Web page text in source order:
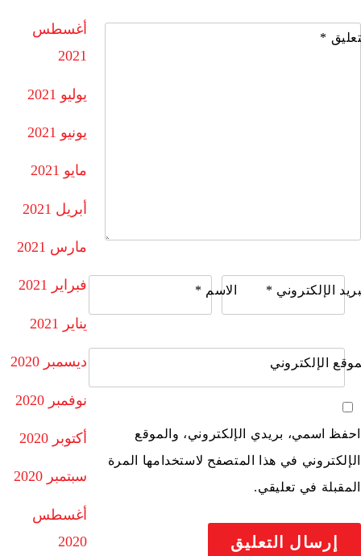
*
الاسم * الإلكتروني *
الإلكتروني
احفظ اسمي، بريدي الإلكتروني، والموقع
الإلكتروني في هذا المتصفح لاستخدامها المرة
المقبلة في تعليقي.
أغسطس
2021
يوليو 2021
يونيو 2021
مايو 2021
أبريل 2021
مارس 2021
فبراير 2021
يناير 2021
ديسمبر 2020
نوفمبر 2020
أكتوبر 2020
سبتمبر 2020
أغسطس
2020